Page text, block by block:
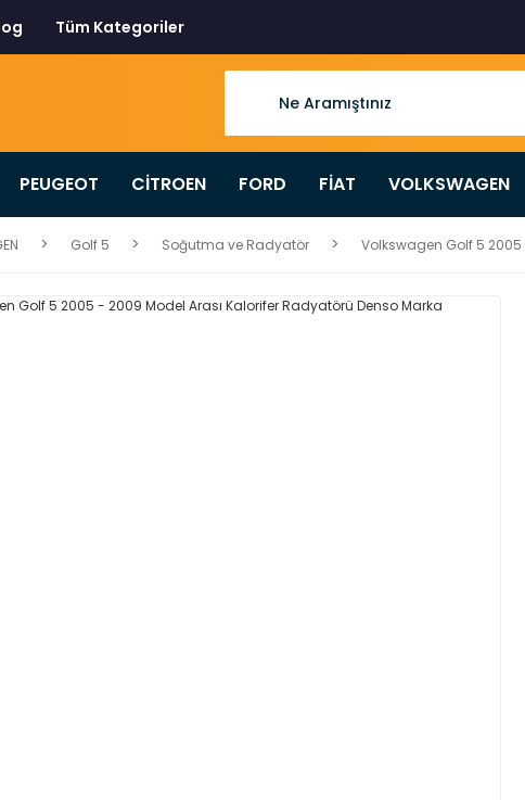
Tüm Kategoriler
PEUGEOT CİTROEN FORD FİAT VOLKSWAGEN
Golf 5 Soğutma ve Radyatör Volkswagen Golf 5 2005